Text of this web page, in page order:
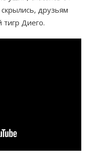
друзьям
тигр Диего.